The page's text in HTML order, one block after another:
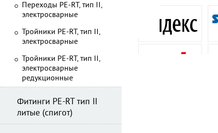
Переходы PE-RT, тип II,
электросварные
Тройники PE-RT, тип II,
электросварные
Тройники PE-RT, тип II,
электросварные
редукционные
Фитинги PE-RT тип II
литые (спигот)